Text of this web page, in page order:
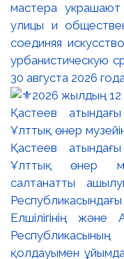
мастера
улицы и
соединяя
урбанистическую
30 августа 2026